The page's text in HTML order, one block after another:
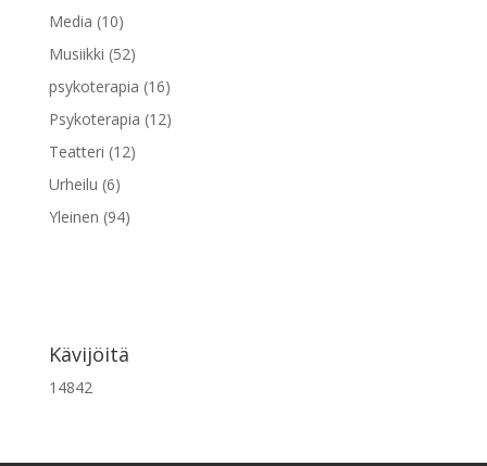
Media (10)
Musiikki (52)
psykoterapia (16)
Psykoterapia (12)
Teatteri (12)
Urheilu (6)
Yleinen (94)
Kävijöitä
14842